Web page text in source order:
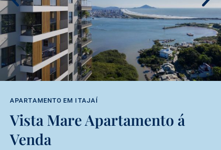
APARTAMENTO EM ITAJAÍ
Vista Mare Apartamento á
Venda